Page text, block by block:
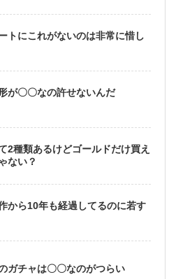
トにこれがないのは非常に惜し
が〇〇なの許せないんだ
2種類あるけどゴールドだけ買え
ない？
から10年も経過してるのに若す
ガチャは〇〇なのがつらい